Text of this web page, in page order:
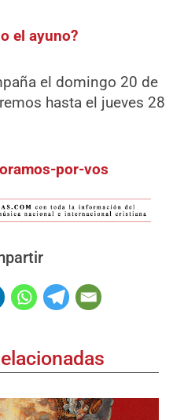
el ayuno?
el domingo 20 de
hasta el jueves 28
por-vos